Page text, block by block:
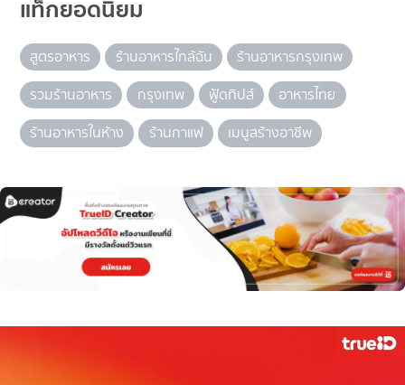
แท็กยอดนิยม
สูตรอาหาร ร้านอาหารใกล้ฉัน
ร้านอาหารกรุงเทพ
รวมร้านอาหาร
กรุงเทพ ฟู้ดทิปส์
อาหารไทย
ร้านอาหารในห้าง
ร้านกาแฟ เมนูสร้างอาชีพ